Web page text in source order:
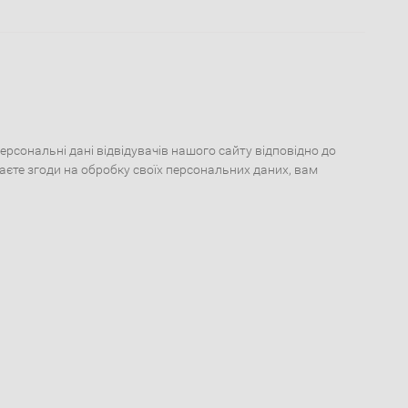
дані відвідувачів нашого сайту відповідно до
згоди на обробку своїх персональних даних, вам